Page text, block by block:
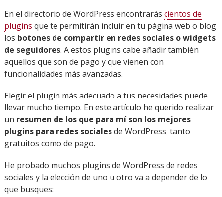
En el directorio de WordPress encontrarás cientos de
plugins que te permitirán incluir en tu página web o blog
los botones de compartir en redes sociales o widgets
de seguidores. A estos plugins cabe añadir también
aquellos que son de pago y que vienen con
funcionalidades más avanzadas.
Elegir el plugin más adecuado a tus necesidades puede
llevar mucho tiempo. En este artículo he querido realizar
un resumen de los que para mí son los mejores
plugins para redes socialesde WordPress, tanto
gratuitos como de pago.
He probado muchos plugins de WordPress de redes
sociales y la elección de uno u otro va a depender de lo
que busques: